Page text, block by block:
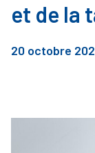
et de la
20 octobre